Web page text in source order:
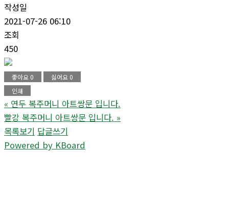
작성일
2021-07-26 06:10
조회
450
좋아요 0 싫어요 0
인쇄
« 연두 복주머니 아트쌍문 입니다.
빨강 복주머니 아트쌍문 입니다. »
목록보기 답글쓰기
Powered by KBoard